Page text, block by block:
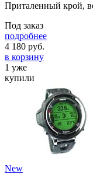
Приталенный крой,
Под заказ
подробнее
4 180 руб.
в корзину
1 уже
купили
New